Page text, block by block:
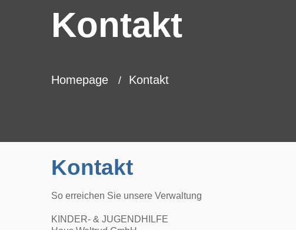
Kontakt
Homepage Kontakt
Kontakt
So erreichen Sie unsere Verwaltung
KINDER- & JUGENDHILFE